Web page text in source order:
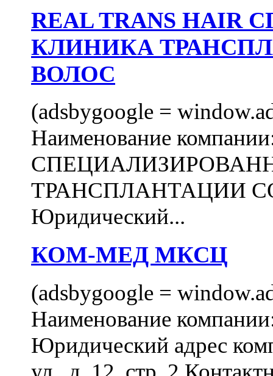
REAL TRANS
КЛИНИКА
ВОЛОС
(adsbygoogle =
Наименование
ТРАНСПЛАНТАЦИИ
Юридический...
КОМ-МЕД МКСЦ
(adsbygoogle =
Наименование
Юридический адрес